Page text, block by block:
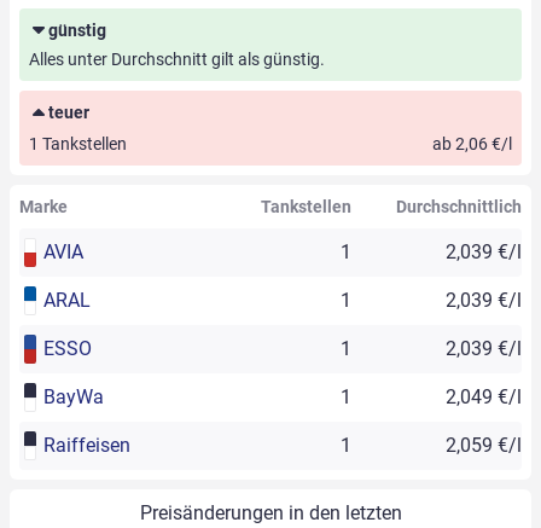
günstig
Alles unter Durchschnitt gilt als günstig.
teuer
1 Tankstellen
ab 2,06 €/l
Marke Tankstellen Durchschnittlich
AVIA 1 2,039 €/l
ARAL 1 2,039 €/l
ESSO 1 2,039 €/l
BayWa 1 2,049 €/l
Raiffeisen 1 2,059 €/l
Preisänderungen in den letzten